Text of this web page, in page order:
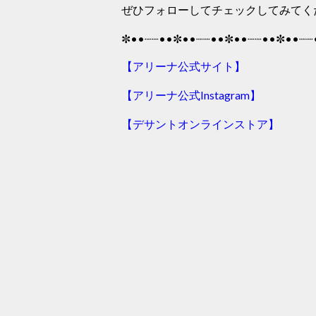
ぜひフォローしてチェックしてみてく
【アリーナ公式サイト】
【アリーナ公式Instagram】
【デサントオンラインストア】